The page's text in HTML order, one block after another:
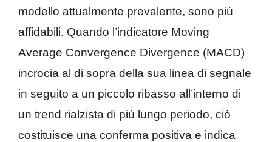
modello attualmente prevalente, sono più
affidabili. Quando l’indicatore Moving
Average Convergence Divergence (MACD)
incrocia al di sopra della sua linea di segnale
in seguito a un piccolo ribasso all’interno di
un trend rialzista di più lungo periodo, ciò
costituisce una conferma positiva e indica